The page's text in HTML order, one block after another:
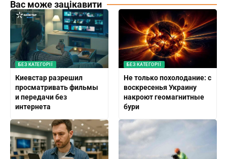
Вас може зацікавити
БЕЗ КАТЕГОРІЇ
Киевстар разрешил
просматривать фильмы
и передачи без
интернета
БЕЗ КАТЕГОРІЇ
Не только похолодание: с
воскресенья Украину
накроют геомагнитные
бури